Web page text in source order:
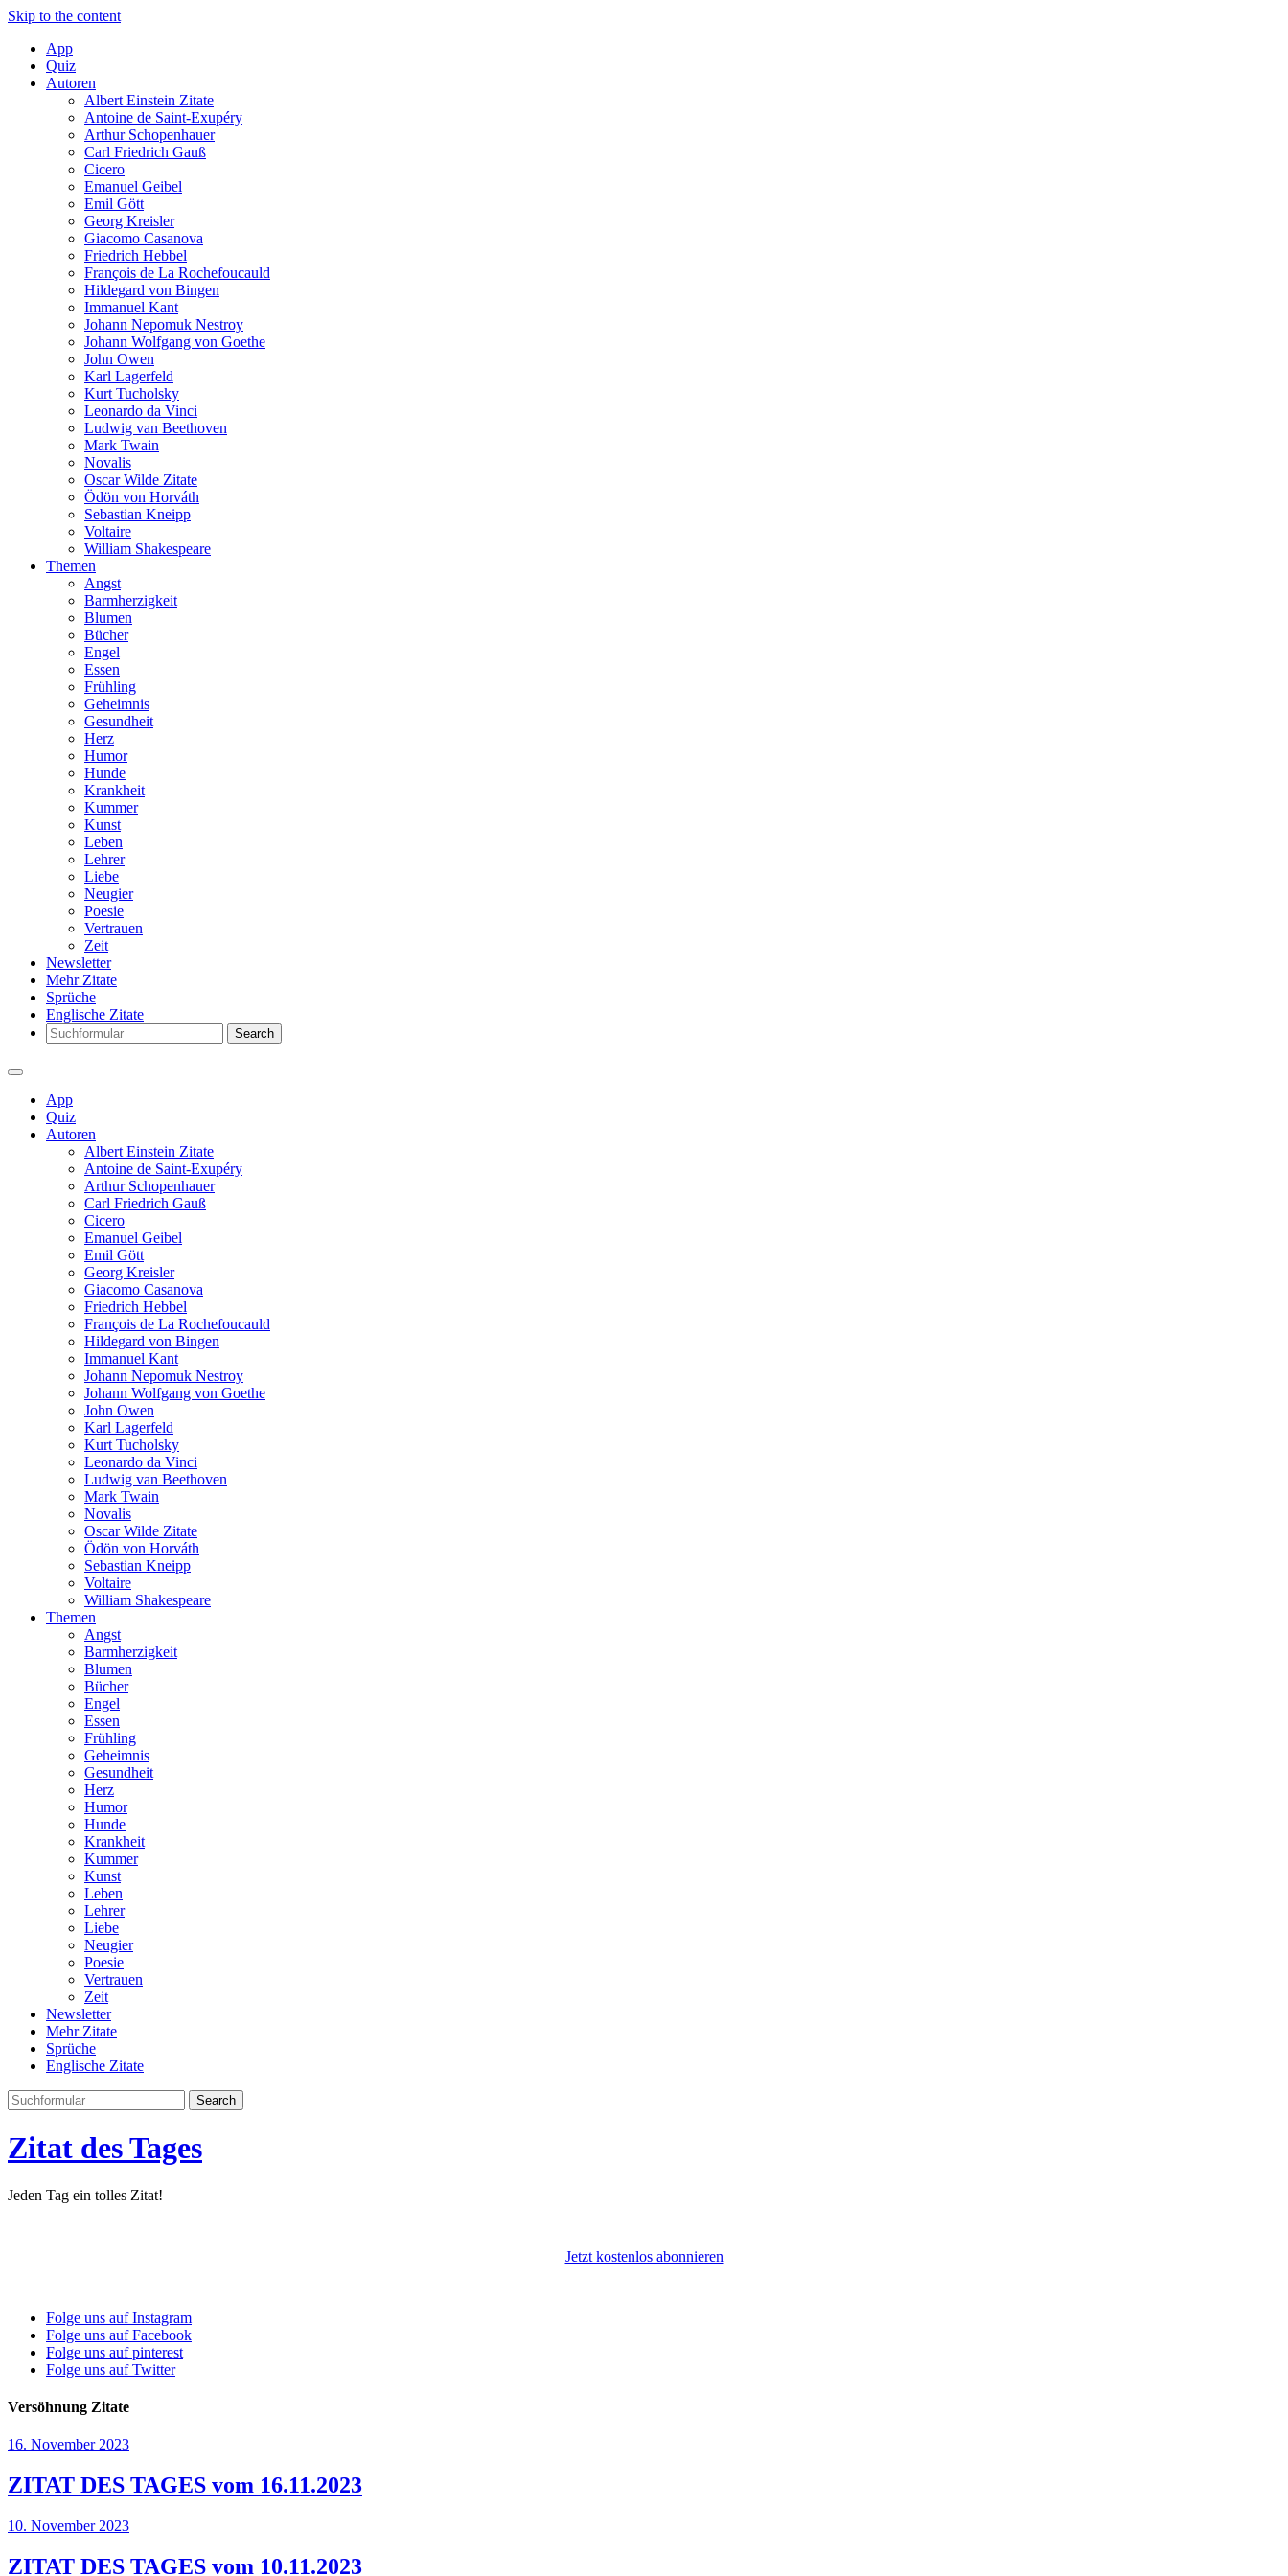
Skip to the content
App
Quiz
Autoren
Albert Einstein Zitate
Antoine de Saint-Exupéry
Arthur Schopenhauer
Carl Friedrich Gauß
Cicero
Emanuel Geibel
Emil Gött
Georg Kreisler
Giacomo Casanova
Friedrich Hebbel
François de La Rochefoucauld
Hildegard von Bingen
Immanuel Kant
Johann Nepomuk Nestroy
Johann Wolfgang von Goethe
John Owen
Karl Lagerfeld
Kurt Tucholsky
Leonardo da Vinci
Ludwig van Beethoven
Mark Twain
Novalis
Oscar Wilde Zitate
Ödön von Horváth
Sebastian Kneipp
Voltaire
William Shakespeare
Themen
Angst
Barmherzigkeit
Blumen
Bücher
Engel
Essen
Frühling
Geheimnis
Gesundheit
Herz
Humor
Hunde
Krankheit
Kummer
Kunst
Leben
Lehrer
Liebe
Neugier
Poesie
Vertrauen
Zeit
Newsletter
Mehr Zitate
Sprüche
Englische Zitate
Search
App
Quiz
Autoren
Albert Einstein Zitate
Antoine de Saint-Exupéry
Arthur Schopenhauer
Carl Friedrich Gauß
Cicero
Emanuel Geibel
Emil Gött
Georg Kreisler
Giacomo Casanova
Friedrich Hebbel
François de La Rochefoucauld
Hildegard von Bingen
Immanuel Kant
Johann Nepomuk Nestroy
Johann Wolfgang von Goethe
John Owen
Karl Lagerfeld
Kurt Tucholsky
Leonardo da Vinci
Ludwig van Beethoven
Mark Twain
Novalis
Oscar Wilde Zitate
Ödön von Horváth
Sebastian Kneipp
Voltaire
William Shakespeare
Themen
Angst
Barmherzigkeit
Blumen
Bücher
Engel
Essen
Frühling
Geheimnis
Gesundheit
Herz
Humor
Hunde
Krankheit
Kummer
Kunst
Leben
Lehrer
Liebe
Neugier
Poesie
Vertrauen
Zeit
Newsletter
Mehr Zitate
Sprüche
Englische Zitate
Search
Zitat des Tages
Jeden Tag ein tolles Zitat!
Jetzt kostenlos abonnieren
Folge uns auf Instagram
Folge uns auf Facebook
Folge uns auf pinterest
Folge uns auf Twitter
Versöhnung Zitate
16. November 2023
ZITAT DES TAGES vom 16.11.2023
10. November 2023
ZITAT DES TAGES vom 10.11.2023